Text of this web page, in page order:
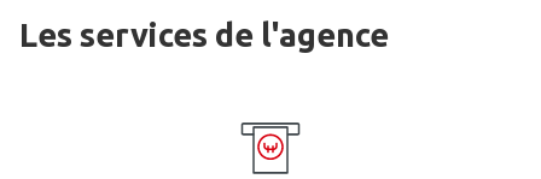
Les services de l'agence